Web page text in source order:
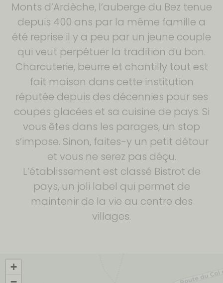
Monts d’Ardèche, l’auberge du Bez tenue
depuis 400 ans par la même famille a
été reprise il y a peu par un jeune couple
qui veut perpétuer la tradition du bon.
Charcuterie, beurre et chantilly tout est
fait maison dans cette institution
réputée depuis des décennies pour ses
coupes glacées et sa cuisine de pays. Si
vous êtes dans les parages, un stop
s’impose. Sinon, faites-y un petit détour
et vous ne serez pas déçu.
L’établissement est classé Bistrot de
pays, un joli label qui permet de
maintenir de la vie au centre des
villages.
+